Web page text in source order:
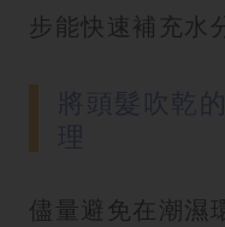
步能快速補充水
儘量避免在潮濕